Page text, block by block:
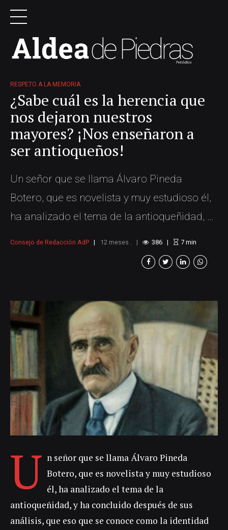
RESPETO A LA MEMORIA
¿Sabe cuál es la herencia que
nos dejaron nuestros
mayores? ¡Nos enseñaron a
ser antioqueños!
Un señor que se llama Álvaro Pineda
Botero, que es novelista y muy estudioso él,
ha analizado el tema de la antioqueñidad, y
eso que se conoce como la identidad de
nosotros los paisas empezó a tomar forma
Dice también que fue don Tomás
Carrasquilla quien, en la última década de
ese siglo, expresó esa identidad “en forma...
Consejo de Redacción AdP 12 meses . 386 7min
U n señor que se llama Álvaro Pineda
Botero, que es novelista y muy estudioso
él, ha analizado el tema de la
antioqueñidad, y ha concluido después de sus
análisis, que eso que se conoce como la identidad